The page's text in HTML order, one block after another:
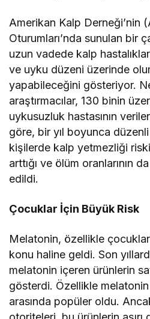
Amerikan Kalp Derneği’nin
Oturumları’nda sunulan bir
uzun vadede kalp
ve uyku düzeni üzerinde
yapabileceğini gösteriyor.
araştırmacılar, 130 binin
uykusuzluk hastasının
göre, bir yıl boyunca
kişilerde kalp yetmezliği
arttığı ve ölüm oranlarının
edildi.
Çocuklar İçin Büyük Risk
Melatonin, özellikle
konu haline geldi. Son
melatonin içeren ürünlerin
gösterdi. Özellikle
arasında popüler oldu.